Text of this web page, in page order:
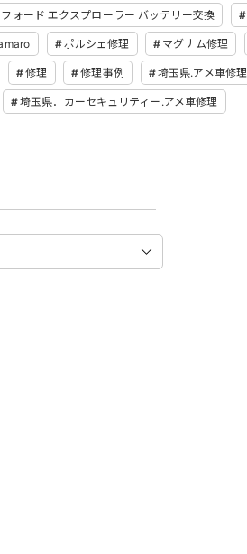
フォード エクスプローラー バッテリー交換
ポルシェ修理 マグナム修理
修理 修理事例 埼玉県.アメ車修理
埼玉県．カーセキュリティー.アメ車修理